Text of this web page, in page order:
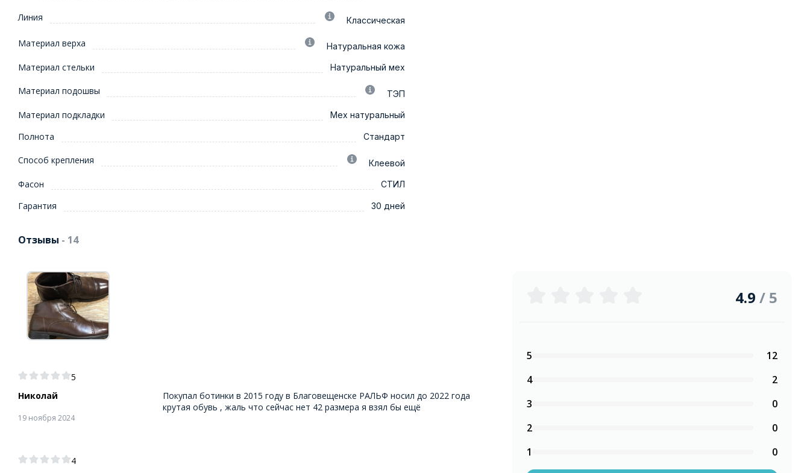
Линия Классическая
Материал верха Натуральная кожа
Материал стельки Натуральный мех
Материал подошвы ТЭП
Материал подкладки Мех натуральный
Полнота Стандарт
Способ крепления Клеевой
Фасон СТИЛ
Гарантия 30 дней
Отзывы - 14
5
Николай
19 ноября 2024
Покупал ботинки в 2015 году в Благовещенске РАЛЬФ носил до 2022 года
крутая обувь , жаль что сейчас нет 42 размера я взял бы ещё
4
4.9 / 5
5
12
4
2
3
0
2
0
1
0